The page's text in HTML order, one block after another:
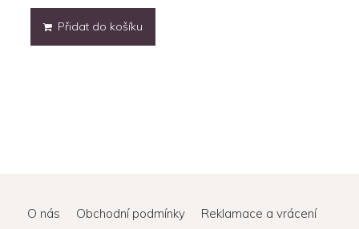
Přidat do košíku
O nás Obchodní podmínky Reklamace a vrácení